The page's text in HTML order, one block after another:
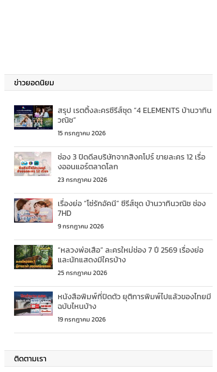
ข่าวยอดนิยม
สรุป เรตติ้งละครซีรีส์ชุด “4 ELEMENTS บ้านวาทิน
วณิช”
15 กรกฎาคม 2026
ช่อง 3 ปิดดีลบริษัทจากสิงคโปร์ ขายละคร 12 เรื่อ
งออนแอร์ตลาดโลก
23 กรกฎาคม 2026
เรื่องย่อ “โซ่รักอัคนี” ซีรีส์ชุด บ้านวาทินวณิช ช่อง
7HD
9 กรกฎาคม 2026
“หลวงพ่อเสือ” ละครใหม่ช่อง 7 ปี 2569 เรื่องย่อ
และนักแสดงมีใครบ้าง
25 กรกฎาคม 2026
หนังสือพิมพ์ที่ปิดตัว ยุติการพิมพ์ไปแล้วของไทยมี
ฉบับไหนบ้าง
19 กรกฎาคม 2026
ติดตามเรา